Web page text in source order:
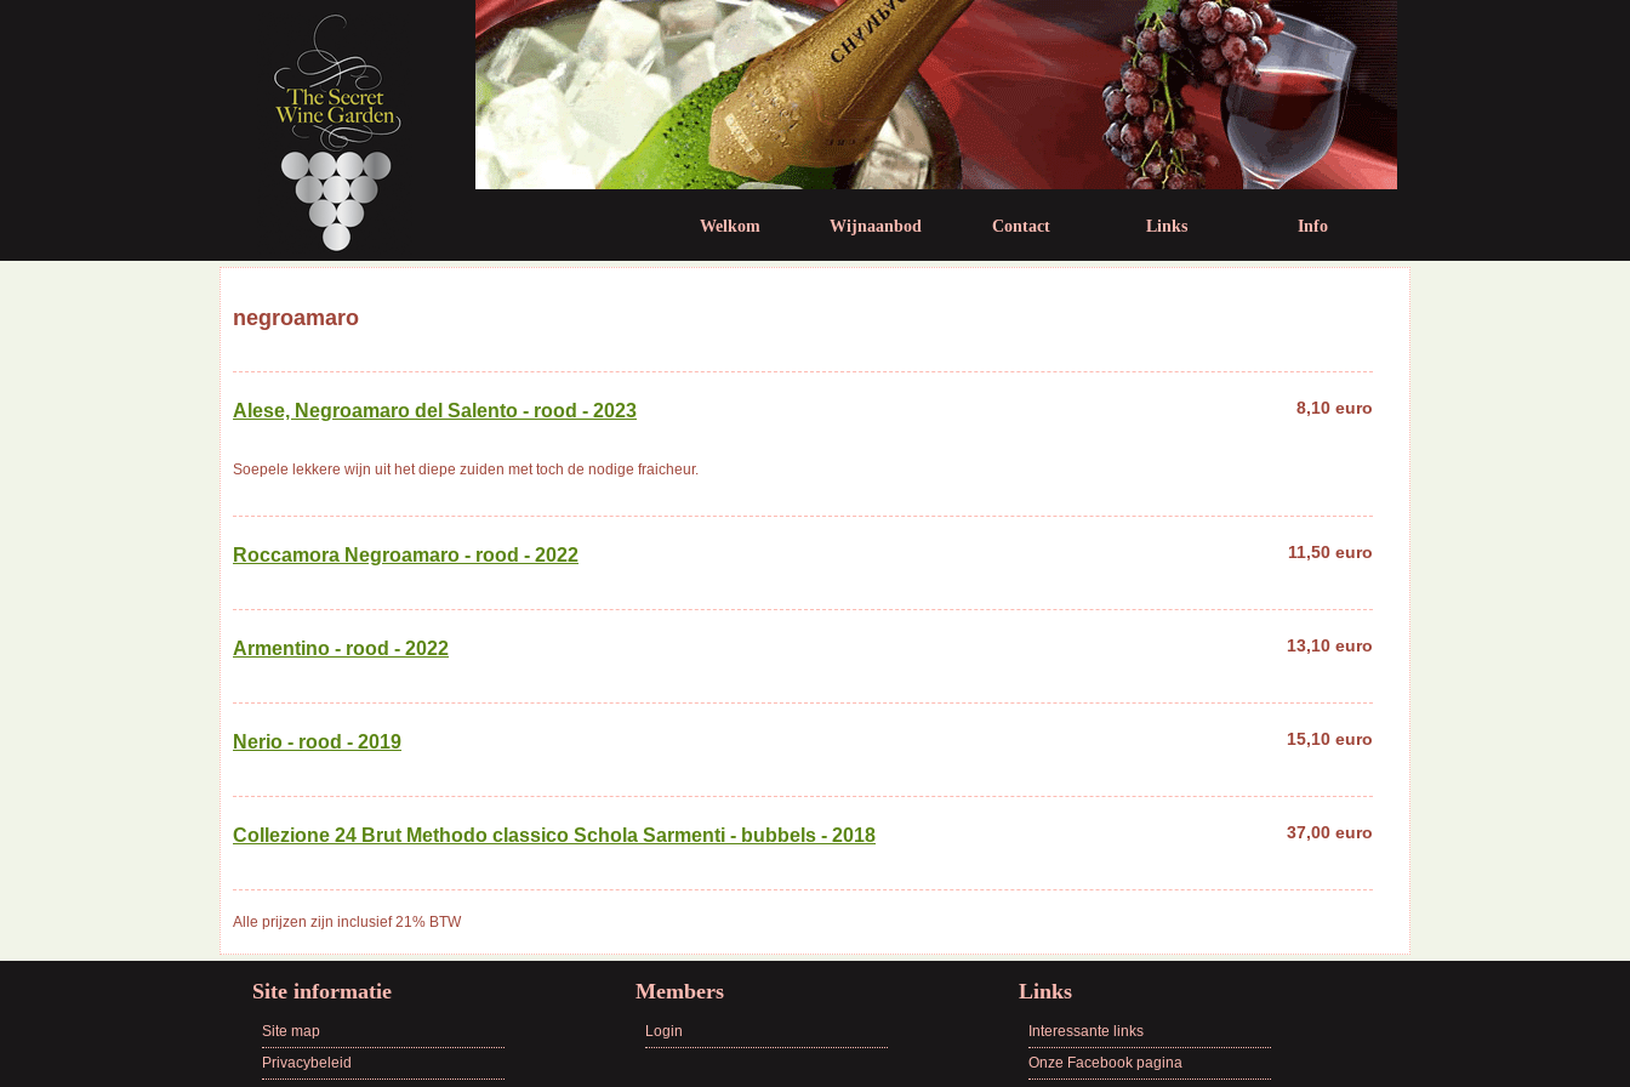
Jump to navigation
Welkom Wijnaanbod Contact Links Info
negroamaro
Alese, Negroamaro del Salento - rood - 2023 8,10 euro
Soepele lekkere wijn uit het diepe zuiden met toch de nodige fraicheur.
Roccamora Negroamaro - rood - 2022 11,50 euro
Armentino - rood - 2022 13,10 euro
Nerio - rood - 2019 15,10 euro
Collezione 24 Brut Methodo classico Schola Sarmenti - bubbels - 2018 37,00 euro
Alle prijzen zijn inclusief 21% BTW
Site informatie
Site map
Privacybeleid
Members
Login
Links
Interessante links
Onze Facebook pagina